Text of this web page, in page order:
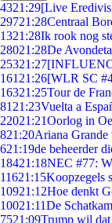
4321:29[Live
29721:28Centraal
1321:28Ik rook nog
28021:28De
25321:27
161 21:26[WLR SC
16321:25Tour de
81 21:23Vuelta a
22021:21Oorlog in
821:20Ariana Grande
621:19de beheerder
18421:18NEC #77:
11621:15Koopzegels
10921:12Hoe denkt
10021:11De
7521:09Trump wil